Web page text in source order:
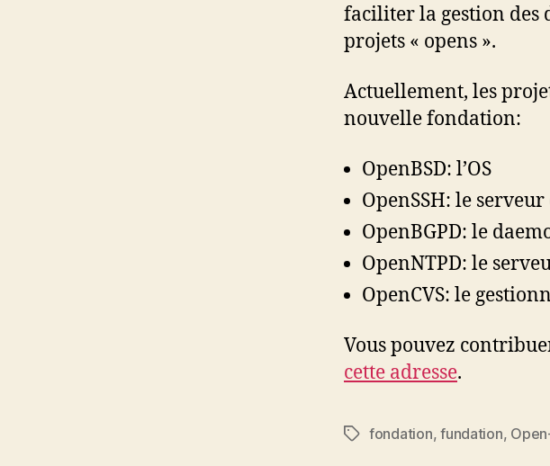
faciliter la gestion des
projets « opens ».
Actuellement, les
nouvelle fondation:
OpenBSD: l’OS
OpenSSH: le
OpenBGPD: le
OpenNTPD: le
OpenCVS: le
Vous pouvez
cette adresse.
Étiquettes
fondation,fundation,